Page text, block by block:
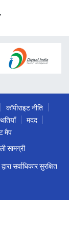
कॉपीराइट नीति
मदद
मैप
सामग्री
सर्वाधिकार सुरक्षित